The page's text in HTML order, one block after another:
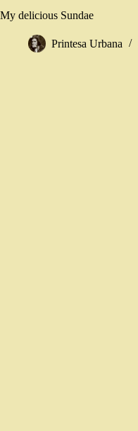
My delicious Sundae
Printesa Urbana